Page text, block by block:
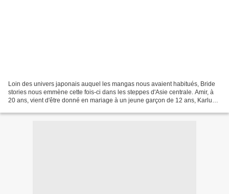
Loin des univers japonais auquel les mangas nous avaient habitués, Bride
stories nous emmène cette fois-ci dans les steppes d'Asie centrale. Amir, à
20 ans, vient d'être donné en mariage à un jeune garçon de 12 ans, Karluk,